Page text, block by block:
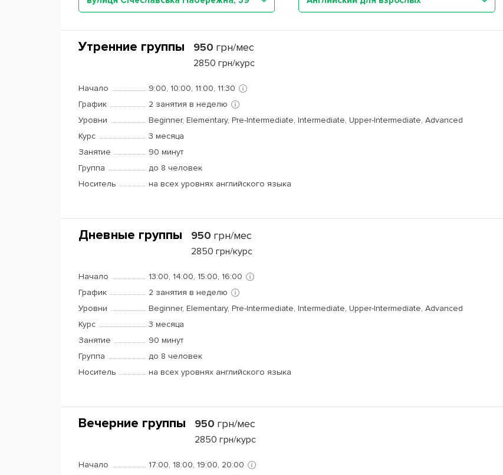
Утренние группы 950 грн/мес
2850 грн/курс
Начало
9:00, 10:00, 11:00, 11:30
График
2 занятия в неделю
Уровни
Beginner, Elementary, Pre-Intermediate, Intermediate, Upper-Intermediate, Advanced
Курс
3 месяца
Занятие
90 минут
Группа
до 8 человек
Носитель
на всех уровнях английского языка
Дневные группы 950 грн/мес
2850 грн/курс
Начало
13:00, 14:00, 15:00, 16:00
График
2 занятия в неделю
Уровни
Beginner, Elementary, Pre-Intermediate, Intermediate, Upper-Intermediate, Advanced
Курс
3 месяца
Занятие
90 минут
Группа
до 8 человек
Носитель
на всех уровнях английского языка
Вечерние группы 950 грн/мес
2850 грн/курс
Начало
17:00, 18:00, 19:00, 20:00